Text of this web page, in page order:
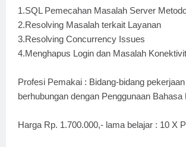
1.SQL Pemecahan Masalah Server
2.Resolving Masalah terkait Layanan
3.Resolving Concurrency Issues
4.Menghapus Login dan Masalah
Profesi Pemakai : Bidang-bidang
berhubungan dengan Penggunaan
Harga Rp. 1.700.000,- lama belajar : 10 X